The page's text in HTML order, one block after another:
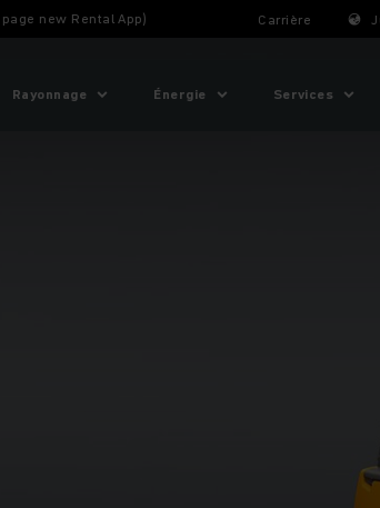
new Rental App) Carrière
Rayonnage Énergie Services